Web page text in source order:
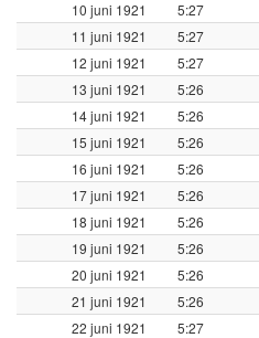
10 juni 1921 5:27
11 juni 1921
5:27
12 juni 1921
5:27
13 juni 1921
5:26
14 juni 1921
5:26
15 juni 1921
5:26
16 juni 1921
5:26
17 juni 1921
5:26
18 juni 1921
5:26
19 juni 1921
5:26
20 juni 1921
5:26
21 juni 1921
5:26
22 juni 1921
5:27